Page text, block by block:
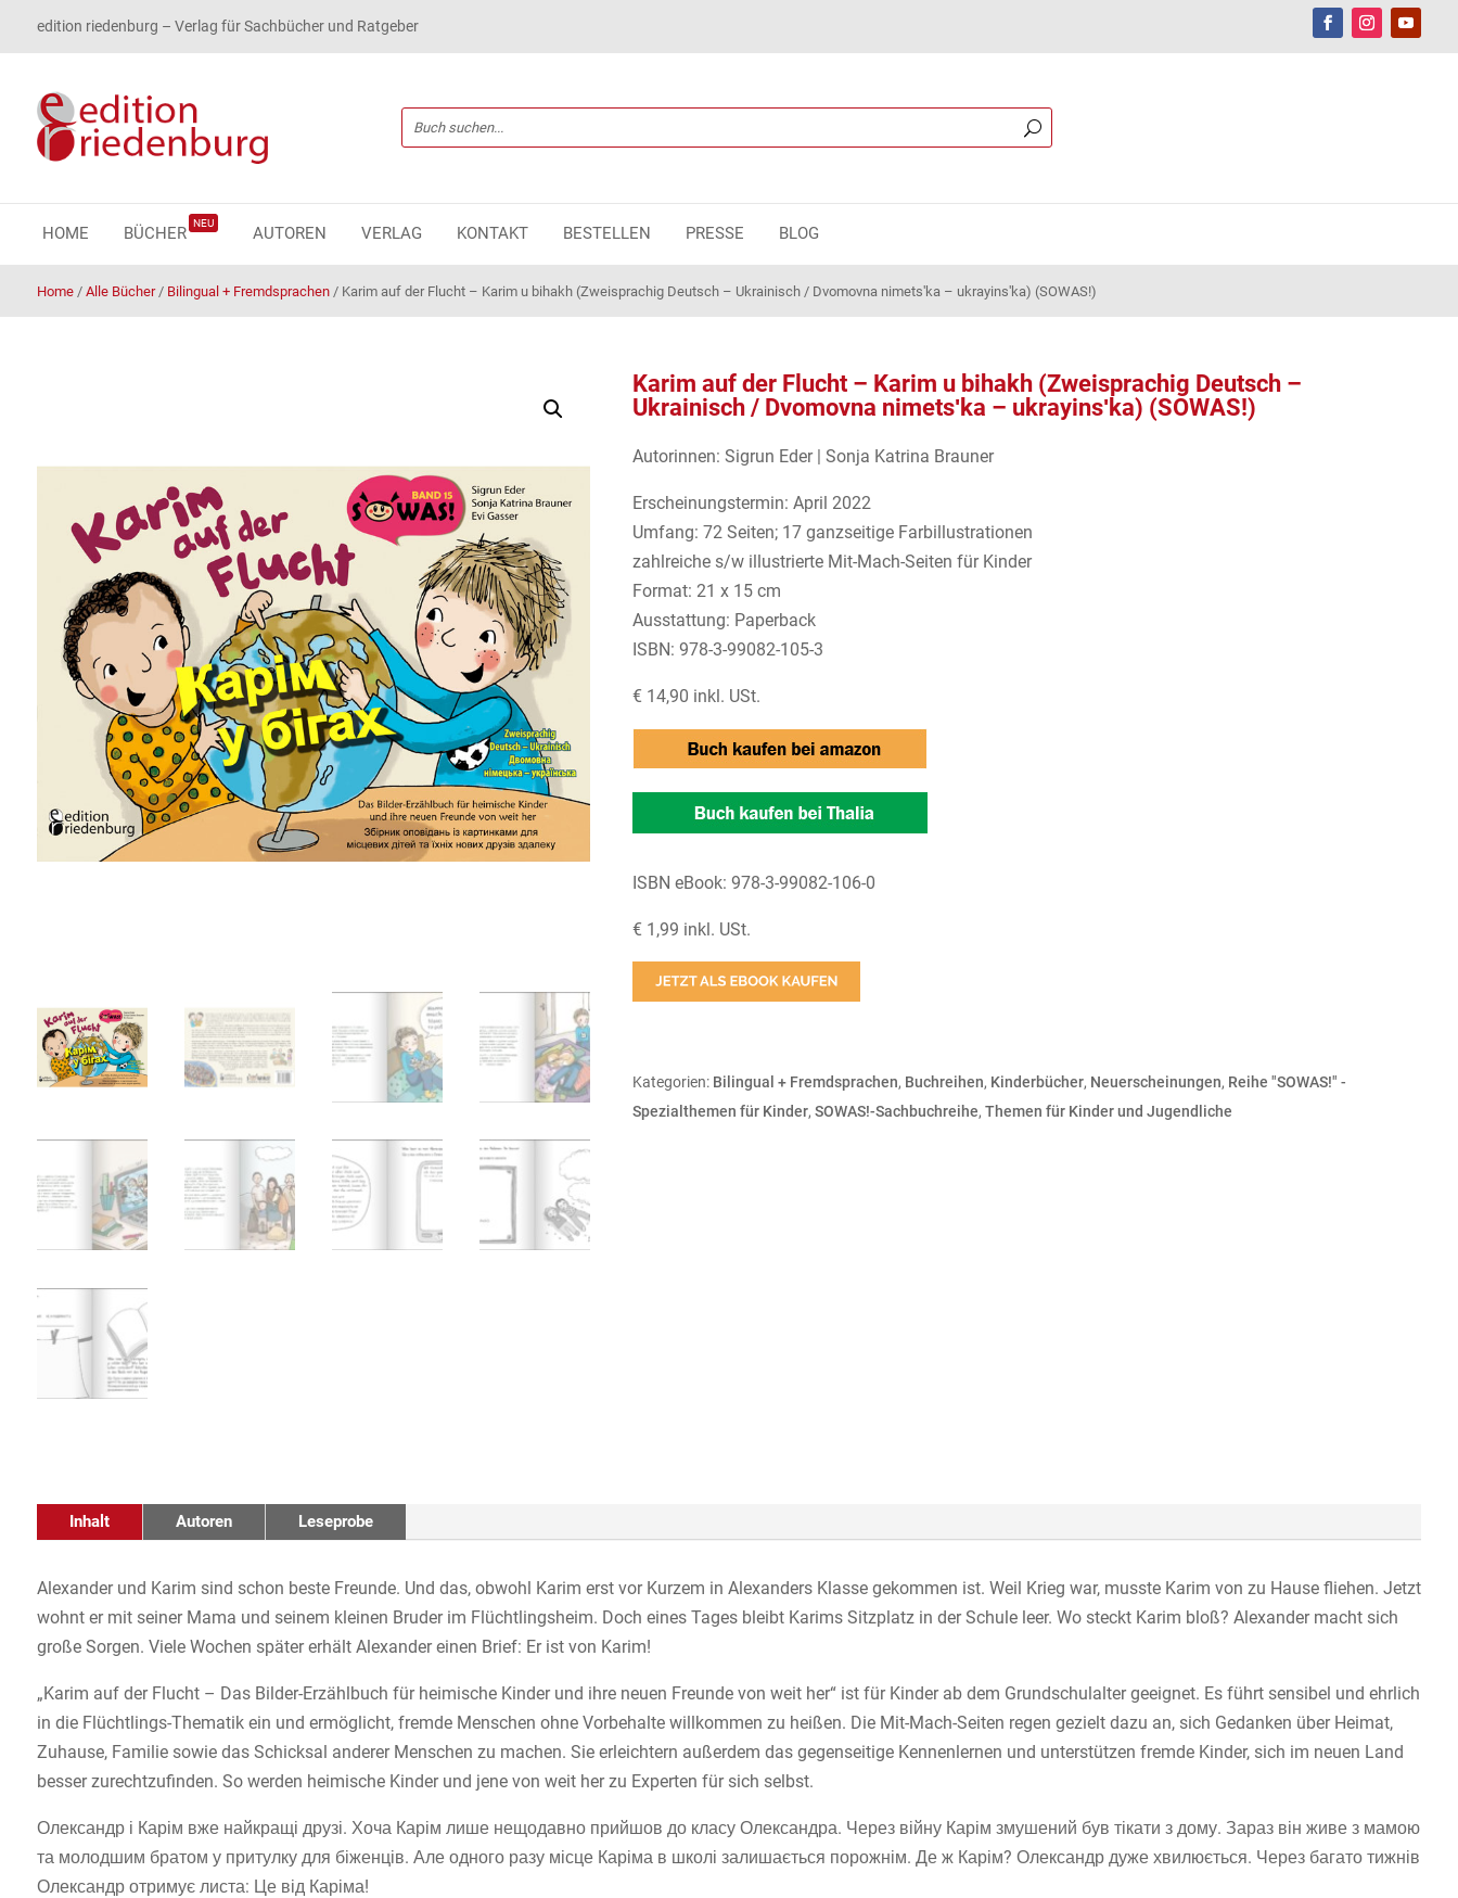
edition riedenburg – Verlag für Sachbücher und Ratgeber
HOME BÜCHER
NEU
AUTOREN VERLAG KONTAKT BESTELLEN PRESSE BLOG
Home/ Alle Bücher/ Bilingual + Fremdsprachen/ Karim auf der Flucht – Karim u bihakh (Zweisprachig Deutsch – Ukrainisch / Dvomovna nimetsʹka – ukrayinsʹka) (SOWAS!)
Karim auf der Flucht – Karim u bihakh (Zweisprachig Deutsch –
Ukrainisch / Dvomovna nimetsʹka – ukrayinsʹka) (SOWAS!)
Autorinnen: Sigrun Eder | Sonja Katrina Brauner
Erscheinungstermin: April 2022
Umfang: 72 Seiten; 17 ganzseitige Farbillustrationen
zahlreiche s/w illustrierte Mit-Mach-Seiten für Kinder
Format: 21 x 15 cm
Ausstattung: Paperback
ISBN: 978-3-99082-105-3
€ 14,90 inkl. USt.
ISBN eBook: 978-3-99082-106-0
€ 1,99 inkl. USt.
Kategorien: Bilingual + Fremdsprachen, Buchreihen, Kinderbücher, Neuerscheinungen, Reihe "SOWAS!" -
Spezialthemen für Kinder, SOWAS!-Sachbuchreihe, Themen für Kinder und Jugendliche
Inhalt Autoren Leseprobe
Alexander und Karim sind schon beste Freunde. Und das, obwohl Karim erst vor Kurzem in Alexanders Klasse gekommen ist. Weil Krieg war, musste Karim von zu Hause fliehen. Jetzt
wohnt er mit seiner Mama und seinem kleinen Bruder im Flüchtlingsheim. Doch eines Tages bleibt Karims Sitzplatz in der Schule leer. Wo steckt Karim bloß? Alexander macht sich
große Sorgen. Viele Wochen später erhält Alexander einen Brief: Er ist von Karim!
„Karim auf der Flucht – Das Bilder-Erzählbuch für heimische Kinder und ihre neuen Freunde von weit her“ ist für Kinder ab dem Grundschulalter geeignet. Es führt sensibel und ehrlich
in die Flüchtlings-Thematik ein und ermöglicht, fremde Menschen ohne Vorbehalte willkommen zu heißen. Die Mit-Mach-Seiten regen gezielt dazu an, sich Gedanken über Heimat,
Zuhause, Familie sowie das Schicksal anderer Menschen zu machen. Sie erleichtern außerdem das gegenseitige Kennenlernen und unterstützen fremde Kinder, sich im neuen Land
besser zurechtzufinden. So werden heimische Kinder und jene von weit her zu Experten für sich selbst.
Олександр і Карім вже найкращі друзі. Хоча Карім лише нещодавно прийшов до класу Олександра. Через війну Карім змушений був тікати з дому. Зараз він живе з мамою
та молодшим братом у притулку для біженців. Але одного разу місце Каріма в школі залишається порожнім. Де ж Карім? Олександр дуже хвилюється. Через багато тижнів
Олександр отримує листа: Це від Каріма!